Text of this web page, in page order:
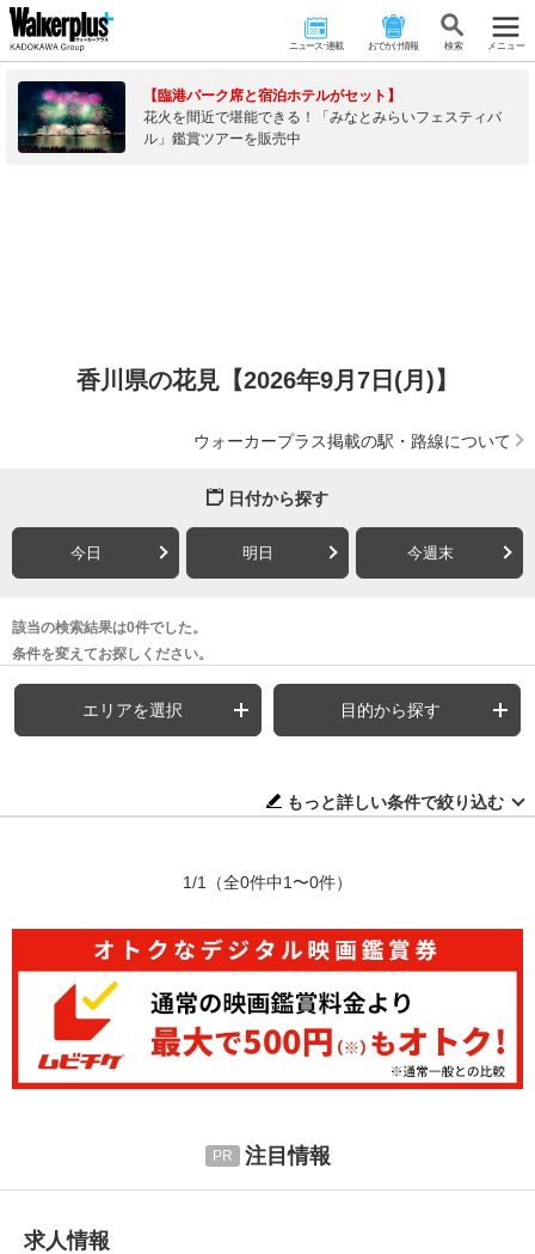
ニュース･連載 おでかけ情報 検 索 メニュー
【臨港パーク席と宿泊ホテルがセット】
花火を間近で堪能できる！「みなとみらいフェスティバ
ル」鑑賞ツアーを販売中
香川県の花見【2026年9月7日(月)】
ウォーカープラス掲載の駅・路線について
日付から探す
今日 明日 今週末
該当の検索結果は0件でした。
条件を変えてお探しください。
エリアを選択 目的から探す
もっと詳しい条件で絞り込む
1/1 （全0件中1〜0件）
注目情報
求人情報